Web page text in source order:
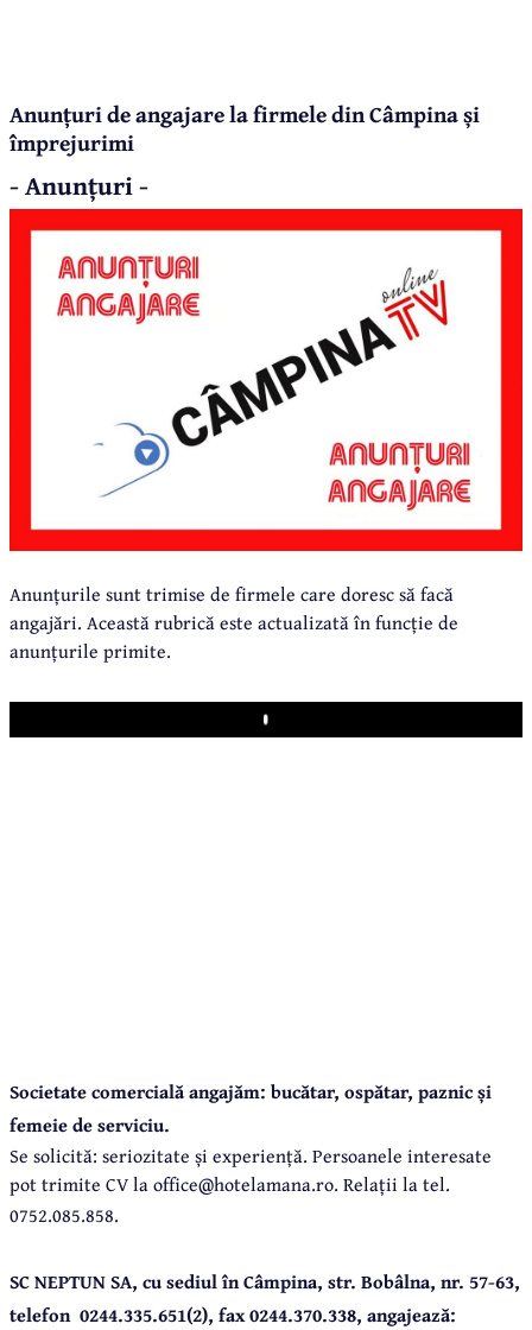
Anunțuri de angajare la firmele din Câmpina și
împrejurimi
- Anunțuri -
Anunțurile sunt trimise de firmele care doresc să facă
angajări. Această rubrică este actualizată în funcție de
anunțurile primite.
Play
Societate comercială angajăm: bucătar, ospătar, paznic și
femeie de serviciu.
Se solicită: seriozitate și experiență. Persoanele interesate
pot trimite CV la office@hotelamana.ro. Relații la tel.
0752.085.858.
SC NEPTUN SA, cu sediul în Câmpina, str. Bobâlna, nr. 57-63,
telefon 0244.335.651(2), fax 0244.370.338, angajează: